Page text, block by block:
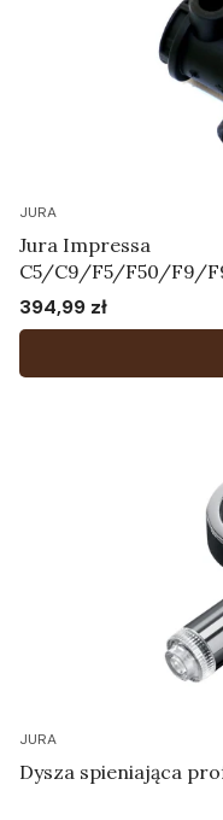
JURA
Jura Impressa
C5/C9/F5/F50/F9/
95 - Korpus systemu
Cena
394,99 zł
JURA
Dysza spieniająca